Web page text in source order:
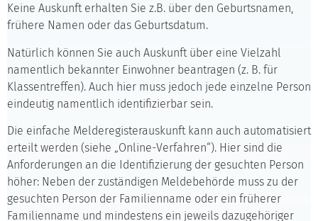
Keine Auskunft erhalten Sie z.B. über den Geburtsnamen,
frühere Namen oder das Geburtsdatum.
Natürlich können Sie auch Auskunft über eine Vielzahl
namentlich bekannter Einwohner beantragen (z. B. für
Klassentreffen). Auch hier muss jedoch jede einzelne Person
eindeutig namentlich identifizierbar sein.
Die einfache Melderegisterauskunft kann auch automatisiert
erteilt werden (siehe „Online-Verfahren“). Hier sind die
Anforderungen an die Identifizierung der gesuchten Person
höher: Neben der zuständigen Meldebehörde muss zu der
gesuchten Person der Familienname oder ein früherer
Familienname und mindestens ein jeweils dazugehöriger